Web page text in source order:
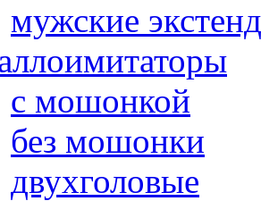
мужские
с мошонкой
без мошонки
двухголовые